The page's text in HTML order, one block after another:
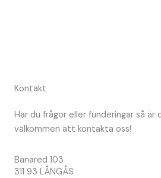
Kontakt
Har du frågor eller funderingar så är
välkommen att kontakta oss!
Bänared 103
311 93 LÅNGÅS